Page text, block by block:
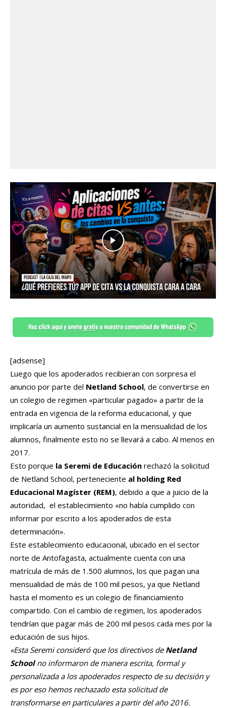
[adsense]
Luego que los apoderados recibieran con sorpresa el
anuncio por parte del Netland School, de convertirse en
un colegio de regimen «particular pagado» a partir de la
entrada en vigencia de la reforma educacional, y que
implicaría un aumento sustancial en la mensualidad de los
alumnos, finalmente esto no se llevará a cabo. Al menos en
2017.
Esto porque la Seremi de Educación rechazó la solicitud
de Netland School, perteneciente al holding Red
Educacional Magíster (REM), debido a que a juicio de la
autoridad, el establecimiento «no había cumplido con
informar por escrito a los apoderados de esta
determinación».
Este establecimiento educacional, ubicado en el sector
norte de Antofagasta, actualmente cuenta con una
matrícula de más de 1.500 alumnos, los que pagan una
mensualidad de más de 100 mil pesos, ya que Netland
hasta el momento es un colegio de financiamiento
compartido. Con el cambio de regimen, los apoderados
tendrían que pagar más de 200 mil pesos cada mes por la
educación de sus hijos.
«Esta Seremi consideró que los directivos de Netland
Schoolno informaron de manera escrita, formal y
personalizada a los apoderados respecto de su decisión y
es por eso hemos rechazado esta solicitud de
transformarse en particulares a partir del año 2016.